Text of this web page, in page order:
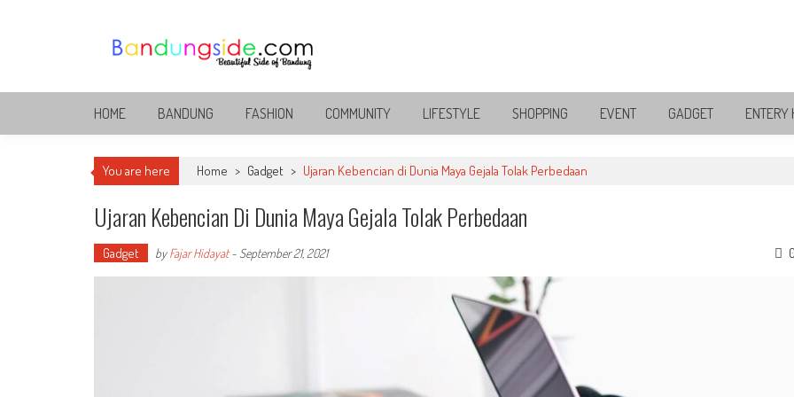
Bandung Side
Sisi Cantik Bandung
HOME BANDUNG FASHION COMMUNITY LIFESTYLE SHOPPING EVENT GADGET ENTERY
You are here Home > Gadget > Ujaran Kebencian di Dunia Maya Gejala Tolak Perbedaan
Ujaran Kebencian Di Dunia Maya Gejala Tolak Perbedaan
Gadget byFajar Hidayat- September 21, 2021 0